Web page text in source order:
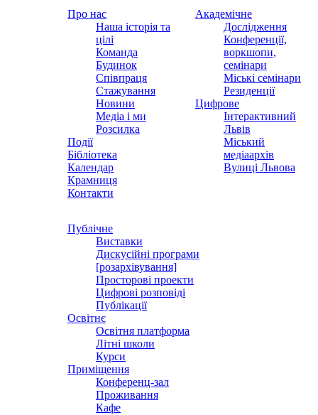
Про нас
Наша історія та
цілі
Команда
Будинок
Співпраця
Стажування
Новини
Медіа і ми
Розсилка
Події
Бібліотека
Календар
Крамниця
Контакти
Академічне
Дослідження
Конференції,
воркшопи,
семінари
Міські семінари
Резиденції
Цифрове
Інтерактивний
Львів
Міський
медіаархів
Вулиці Львова
Публічне
Виставки
Дискусійні програми
[розархівування]
Просторові проекти
Цифрові розповіді
Публікації
Освітнє
Освітня платформа
Літні школи
Курси
Приміщення
Конференц-зал
Проживання
Кафе